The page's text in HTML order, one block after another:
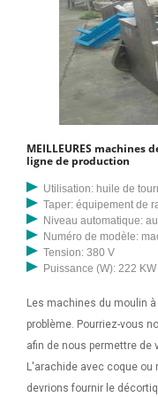
MEILLEURES
ligne de production
Utilisation: huile de
Taper: équipement de
Niveau automatique:
Numéro de modèle:
Tension: 380 V
Puissance (W): 222 KW
Les machines du moulin
problème. Pourriez-vous
afin de nous permettre de
L'arachide avec coque ou
devrions fournir le